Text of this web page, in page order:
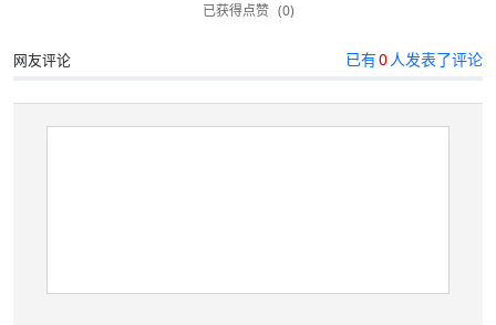
已获得点赞 (0)
网友评论 已有0人发表了评论